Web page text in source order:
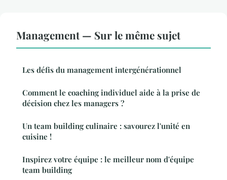
Management — Sur le même sujet
Les défis du management intergénérationnel
Comment le coaching individuel aide à la prise de
décision chez les managers ?
Un team building culinaire : savourez l'unité en
cuisine !
Inspirez votre équipe : le meilleur nom d'équipe
team building